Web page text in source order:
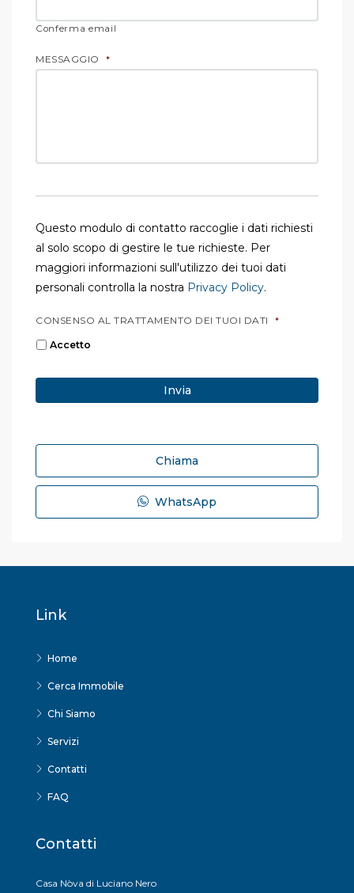
Conferma email
MESSAGGIO *
Questo modulo di contatto raccoglie i dati richiesti
al solo scopo di gestire le tue richieste. Per
maggiori informazioni sull'utilizzo dei tuoi dati
personali controlla la nostra Privacy Policy.
CONSENSO AL TRATTAMENTO DEI TUOI DATI *
Accetto
Chiama
WhatsApp
Link
Home
Cerca Immobile
Chi Siamo
Servizi
Contatti
FAQ
Contatti
Casa Nòva di Luciano Nero